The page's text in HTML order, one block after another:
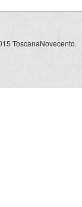
ToscanaNovecento.